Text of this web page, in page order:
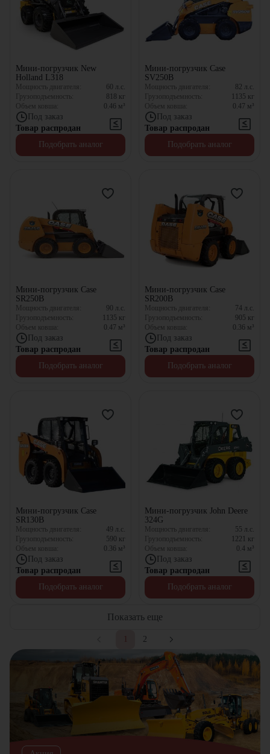
Мини-погрузчик New
Holland L318
Мощность двигателя: 60 л.с.
Грузоподъемность:
818 кг
Объем ковша:
0.46 м³
Под заказ
Товар распродан
Подобрать аналог
Мини-погрузчик Case
SV250B
Мощность двигателя: 82 л.с.
Грузоподъемность:
1135 кг
Объем ковша:
0.47 м³
Под заказ
Товар распродан
Подобрать аналог
Мини-погрузчик Case
SR250B
Мощность двигателя: 90 л.с.
Грузоподъемность:
1135 кг
Объем ковша:
0.47 м³
Под заказ
Товар распродан
Подобрать аналог
Мини-погрузчик Case
SR200B
Мощность двигателя: 74 л.с.
Грузоподъемность:
905 кг
Объем ковша:
0.36 м³
Под заказ
Товар распродан
Подобрать аналог
Мини-погрузчик Case
SR130B
Мощность двигателя: 49 л.с.
Грузоподъемность:
590 кг
Объем ковша:
0.36 м³
Под заказ
Товар распродан
Подобрать аналог
Мини-погрузчик John Deere
324G
Мощность двигателя: 55 л.с.
Грузоподъемность:
1221 кг
Объем ковша:
0.4 м³
Под заказ
Товар распродан
Подобрать аналог
Показать еще
2